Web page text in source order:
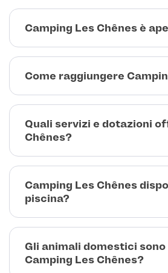
Camping Les Chênes è
Come raggiungere
Quali servizi e dotazioni
Chênes?
Camping Les Chênes
piscina?
Gli animali domestici sono
Camping Les Chênes?